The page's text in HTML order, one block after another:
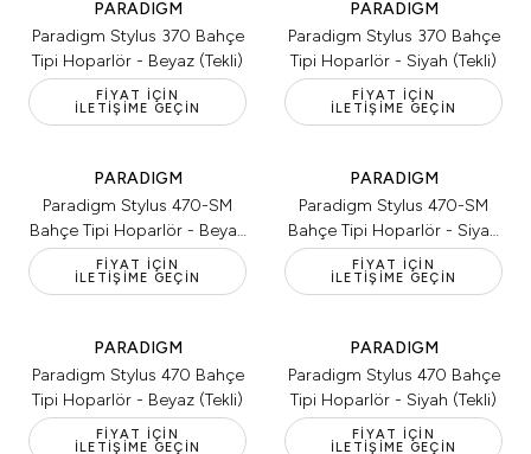
PARADIGM
Paradigm Stylus 370 Bahçe
Tipi Hoparlör - Beyaz (Tekli)
FIYAT İÇIN
İLETIŞIME GEÇIN
PARADIGM
Paradigm Stylus 370 Bahçe
Tipi Hoparlör - Siyah (Tekli)
FIYAT İÇIN
İLETIŞIME GEÇIN
PARADIGM
Paradigm Stylus 470-SM
Bahçe Tipi Hoparlör - Beyaz
(Tekli)
FIYAT İÇIN
İLETIŞIME GEÇIN
PARADIGM
Paradigm Stylus 470-SM
Bahçe Tipi Hoparlör - Siyah
(Tekli)
FIYAT İÇIN
İLETIŞIME GEÇIN
PARADIGM
Paradigm Stylus 470 Bahçe
Tipi Hoparlör - Beyaz (Tekli)
FIYAT İÇIN
İLETIŞIME GEÇIN
PARADIGM
Paradigm Stylus 470 Bahçe
Tipi Hoparlör - Siyah (Tekli)
FIYAT İÇIN
İLETIŞIME GEÇIN